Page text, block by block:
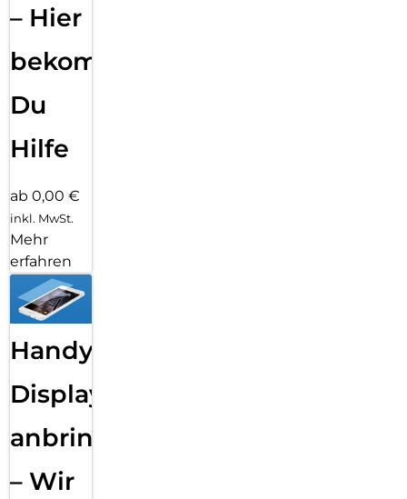
– Hier
bekommst
Du
Hilfe
ab 0,00 €
inkl. MwSt.
Mehr
erfahren
Handy
Displayfolie
anbringen
– Wir